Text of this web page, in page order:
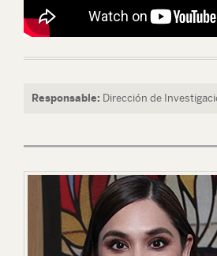
Responsable: Dirección de